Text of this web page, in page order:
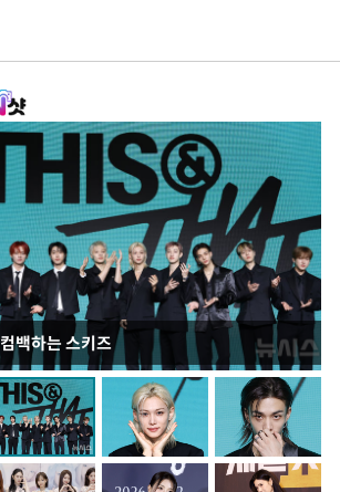
컴백하는 스키즈
김민석, 강원·TK도 승리하며 정청래에 누적
1.48%p 앞서…격차 벌리며 박빙 우세